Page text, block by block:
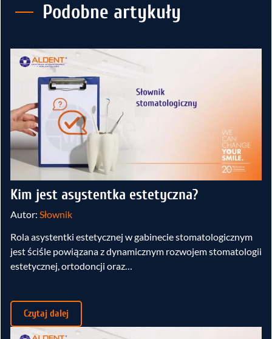
Podobne artykuły
Kim jest asystentka estetyczna?
Autor: Słownik
Rola asystentki estetycznej w gabinecie stomatologicznym
jest ściśle powiązana z dynamicznym rozwojem stomatologii
estetycznej, ortodoncji oraz…
Czytaj dalej